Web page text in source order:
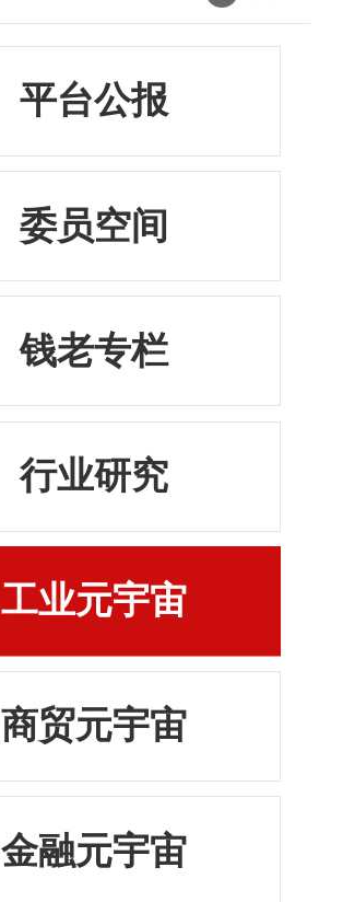
平台公报
委员空间
钱老专栏
行业研究
工业元宇宙
商贸元宇宙
金融元宇宙